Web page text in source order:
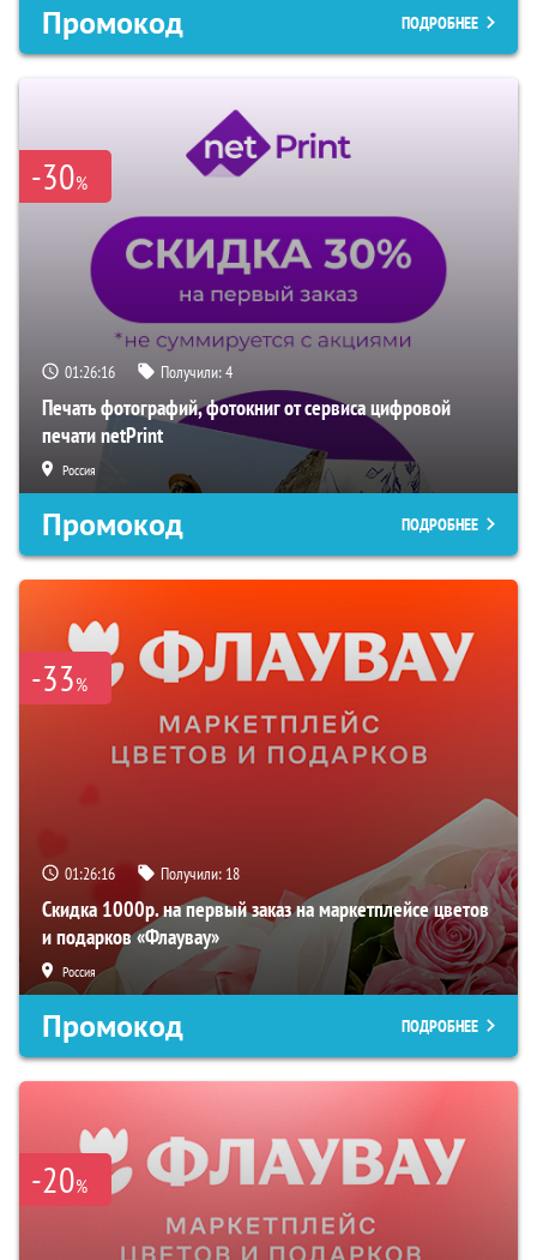
Промокод ПОДРОБНЕЕ
-30%
01:26:15 Получили:4
Печать фотографий, фотокниг от сервиса цифровой
печати netPrint
Россия
Промокод ПОДРОБНЕЕ
-33%
01:26:15 Получили: 18
Скидка 1000р. на первый заказ на маркетплейсе цветов
и подарков «Флаувау»
Россия
Промокод ПОДРОБНЕЕ
-20%